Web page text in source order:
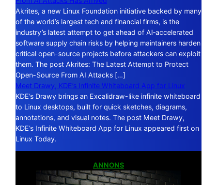
Akrites, a new Linux Foundation initiative backed by many
of the world’s largest tech and financial firms, is the
industry’s latest attempt to get ahead of AI‑accelerated
software supply chain risks by helping maintainers harden
critical open-source projects before attackers can exploit
them. The post Akrites: The Latest Attempt to Protect
Open-Source From AI Attacks […]
Meet Drawy, KDE’s Infinite Whiteboard App for Linux
KDE’s Drawy brings an Excalidraw-like infinite whiteboard
to Linux desktops, built for quick sketches, diagrams,
annotations, and visual notes. The post Meet Drawy,
KDE’s Infinite Whiteboard App for Linux appeared first on
Linux Today.
ANNONS